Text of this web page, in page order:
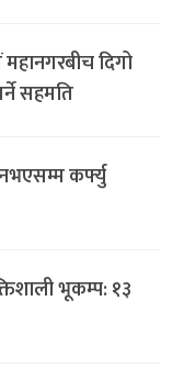
महानगरबीच दिगो
सहमति
कर्फ्यु
भूकम्प: १३